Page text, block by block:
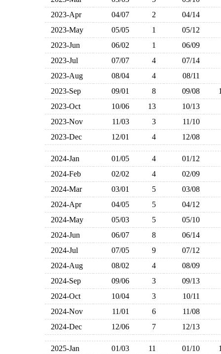
2023-Apr
04/07 2
04/14
2023-May
05/05 1
05/12
2023-Jun
06/02 1
06/09
2023-Jul
07/07 4
07/14
2023-Aug
08/04 4
08/11
2023-Sep
09/01 8 09/08
2023-Oct
10/06 13
10/13
2023-Nov
11/03 3
11/10
2023-Dec
12/01 4 12/08
2024-Jan 01/05 4
01/12
2024-Feb
02/02 4
02/09
2024-Mar
03/01 5
03/08
2024-Apr
04/05 5
04/12
2024-May
05/03 5
05/10
2024-Jun
06/07 8
06/14
2024-Jul
07/05 9
07/12
2024-Aug
08/02 4
08/09
2024-Sep
09/06 3
09/13
2024-Oct
10/04 3
10/11
2024-Nov
11/01 6
11/08
2024-Dec
12/06 7 12/13
2025-Jan 01/03 11 01/10